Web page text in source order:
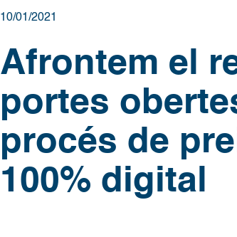
10/01/2021
Afrontem el
portes
procés de
100% digital